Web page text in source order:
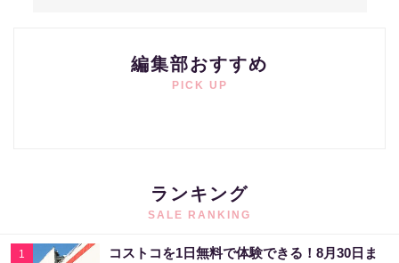
編集部おすすめ
PICK UP
ランキング
SALE RANKING
1
コストコを1日無料で体験できる！8月30日ま